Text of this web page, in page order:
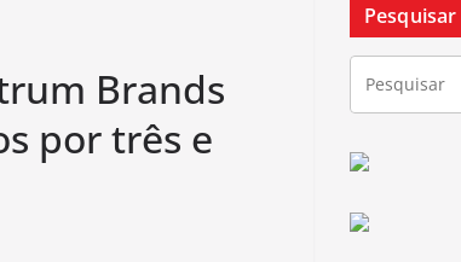
Brands
por três e
Pesquisar